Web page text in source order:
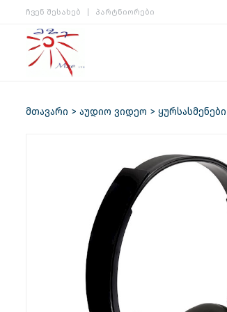
ჩვენ შესახებ პარტნიორები
მთავარი აუდიო ვიდეო ყურსასმენები